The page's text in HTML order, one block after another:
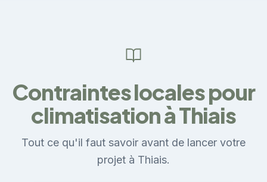
Contraintes locales pour
climatisation à Thiais
Tout ce qu'il faut savoir avant de lancer votre
projet à Thiais.